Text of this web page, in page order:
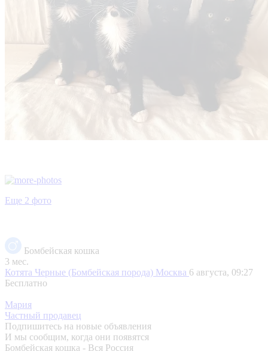
Еще 2 фото
Бомбейская кошка
3 мес.
Котята Черные (Бомбейская порода) Москва 6 августа, 09:27
Бесплатно
Мария
Частный продавец
Подпишитесь на новые объявления
И мы сообщим, когда они появятся
Бомбейская кошка - Вся Россия